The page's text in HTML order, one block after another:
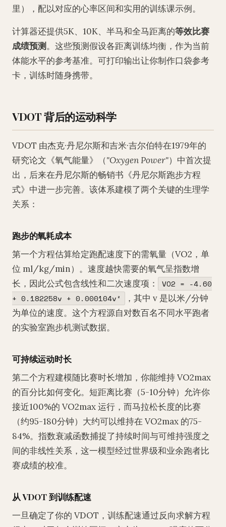
里），配以对应的心率区间和实用的训练课示例。
计算器还提供5K、10K、半马和全马距离的等效比赛
成绩预测。这些预测假设各距离训练均衡，作为当前
体能水平的参考基准。可打印输出让你制作口袋参考
卡，训练时随身携带。
VDOT 背后的运动科学
VDOT 由杰克·丹尼尔斯和吉米·吉尔伯特在1979年的
研究论文《氧气能量》（"Oxygen Power"）中首次提
出，后来在丹尼尔斯的畅销书《丹尼尔斯跑步方程
式》中进一步完善。该体系建模了两个关键的生理学
关系：
跑步的氧耗成本
第一个方程估算给定跑配速度下的需氧量（VO2，单
位 ml/kg/min）。速度越快需要的氧气呈指数增
长，因此公式包含线性和二次速度项：
VO2 = -4.60
+ 0.182258v + 0.000104v²
，其中 v 是以米/分钟
为单位的速度。这个方程源自对数百名不同水平跑者
的实验室跑步机测试数据。
可持续运动时长
第二个方程建模随比赛时长增加，你能维持 VO2max
的百分比如何变化。短距离比赛（5-10分钟）允许你
接近100%的 VO2max 运行，而马拉松长度的比赛
（约95-180分钟）大约可以维持在 VO2max 的75-
84%。指数衰减函数捕捉了持续时间与可维持强度之
间的非线性关系，这一模型经过世界级和业余跑者比
赛成绩的校准。
从 VDOT 到训练配速
一旦确定了你的 VDOT，训练配速通过反向求解方程